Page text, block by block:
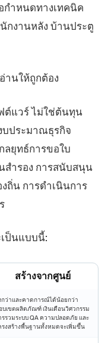
ำหนดทางเทคนิค
กงานหลัง บ้านประตู
านให้ถูกต้อง
ต์แวร์ ไม่ใช่ต้นทุน
บประมาณธุรกิจ
ลยุทธ์การขอใบ
สำรอง การสนับสนุน
ถิ่น การดำเนินการ
เป็นแบบนี้:
สร้างจากศูนย์
กว่าและคาดการณ์ได้น้อยกว่า
บเขตผลิตภัณฑ์ เงินเดือนวิศวกรรม
รรวมระบบ QA ความปลอดภัย และ
รงสร้างพื้นฐานทั้งหมดจะเพิ่มขึ้น